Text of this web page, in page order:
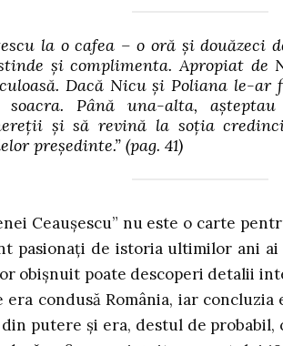
la o cafea – o oră și douăzeci
și complimenta. Apropiat de
Dacă Nicu și Poliana le-
Până una-alta,
și să revină la soția
președinte.” (pag. 41)
Ceaușescu” nu este o carte
pasionați de istoria ultimilor ani
obișnuit poate descoperi detalii
condusă România, iar concluzia
putere și era, destul de